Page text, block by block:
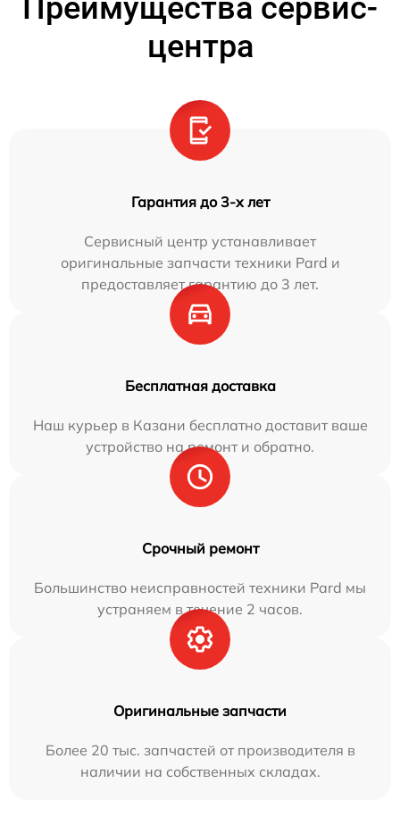
Преимущества сервис-
центра
Гарантия до 3-х лет
Сервисный центр устанавливает
оригинальные запчасти техники Pard и
предоставляет гарантию до 3 лет.
Бесплатная доставка
Наш курьер в Казани бесплатно доставит ваше
устройство на ремонт и обратно.
Срочный ремонт
Большинство неисправностей техники Pard мы
устраняем в течение 2 часов.
Оригинальные запчасти
Более 20 тыс. запчастей от производителя в
наличии на собственных складах.